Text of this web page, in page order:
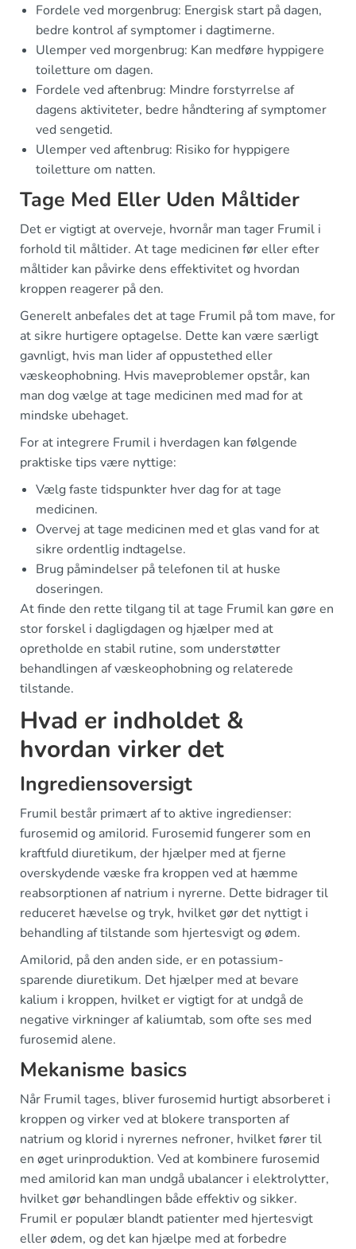
Fordele ved morgenbrug: Energisk start på dagen,
bedre kontrol af symptomer i dagtimerne.
Ulemper ved morgenbrug: Kan medføre hyppigere
toiletture om dagen.
Fordele ved aftenbrug: Mindre forstyrrelse af
dagens aktiviteter, bedre håndtering af symptomer
ved sengetid.
Ulemper ved aftenbrug: Risiko for hyppigere
toiletture om natten.
Tage Med Eller Uden Måltider
Det er vigtigt at overveje, hvornår man tager Frumil i
forhold til måltider. At tage medicinen før eller efter
måltider kan påvirke dens effektivitet og hvordan
kroppen reagerer på den.
Generelt anbefales det at tage Frumil på tom mave, for
at sikre hurtigere optagelse. Dette kan være særligt
gavnligt, hvis man lider af oppustethed eller
væskeophobning. Hvis maveproblemer opstår, kan
man dog vælge at tage medicinen med mad for at
mindske ubehaget.
For at integrere Frumil i hverdagen kan følgende
praktiske tips være nyttige:
Vælg faste tidspunkter hver dag for at tage
medicinen.
Overvej at tage medicinen med et glas vand for at
sikre ordentlig indtagelse.
Brug påmindelser på telefonen til at huske
doseringen.
At finde den rette tilgang til at tage Frumil kan gøre en
stor forskel i dagligdagen og hjælper med at
opretholde en stabil rutine, som understøtter
behandlingen af væskeophobning og relaterede
tilstande.
Hvad er indholdet &
hvordan virker det
Ingrediensoversigt
Frumil består primært af to aktive ingredienser:
furosemid og amilorid. Furosemid fungerer som en
kraftfuld diuretikum, der hjælper med at fjerne
overskydende væske fra kroppen ved at hæmme
reabsorptionen af natrium i nyrerne. Dette bidrager til
reduceret hævelse og tryk, hvilket gør det nyttigt i
behandling af tilstande som hjertesvigt og ødem.
Amilorid, på den anden side, er en potassium-
sparende diuretikum. Det hjælper med at bevare
kalium i kroppen, hvilket er vigtigt for at undgå de
negative virkninger af kaliumtab, som ofte ses med
furosemid alene.
Mekanisme basics
Når Frumil tages, bliver furosemid hurtigt absorberet i
kroppen og virker ved at blokere transporten af
natrium og klorid i nyrernes nefroner, hvilket fører til
en øget urinproduktion. Ved at kombinere furosemid
med amilorid kan man undgå ubalancer i elektrolytter,
hvilket gør behandlingen både effektiv og sikker.
Frumil er populær blandt patienter med hjertesvigt
eller ødem, og det kan hjælpe med at forbedre